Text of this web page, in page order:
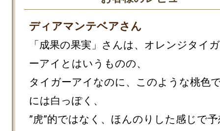
ディアマンテベアさん
「成果の果実」さんは、オレンジタイガ
ーアイとはいうものの、
タイガーアイなのに、このような桃色
には白っぽく、
”虎”的ではなく、ほんのりした感じで